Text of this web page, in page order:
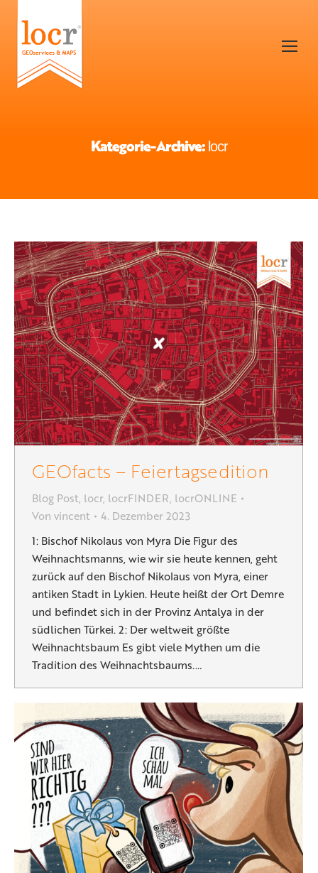
Kategorie-Archive: locr
GEOfacts – Feiertagsedition
Blog Post, locr, locrFINDER, locrONLINE
Von vincent
4. Dezember 2023
1: Bischof Nikolaus von Myra Die Figur des
Weihnachtsmanns, wie wir sie heute kennen, geht
zurück auf den Bischof Nikolaus von Myra, einer
antiken Stadt in Lykien. Heute heißt der Ort Demre
und befindet sich in der Provinz Antalya in der
südlichen Türkei. 2: Der weltweit größte
Weihnachtsbaum Es gibt viele Mythen um die
Tradition des Weihnachtsbaums.…